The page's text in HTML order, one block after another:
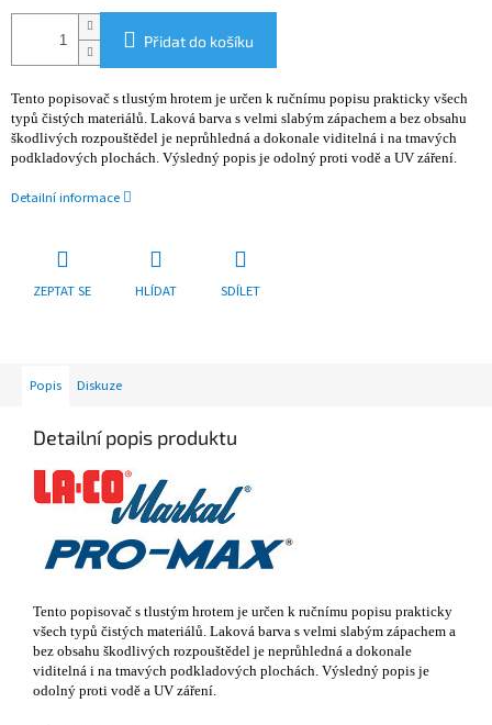
Přidat do košíku
Tento popisovač s tlustým hrotem je určen k ručnímu popisu prakticky všech
typů čistých materiálů. Laková barva s velmi slabým zápachem a bez obsahu
škodlivých rozpouštědel je neprůhledná a dokonale viditelná i na tmavých
podkladových plochách. Výsledný popis je odolný proti vodě a UV záření.
Detailní informace
ZEPTAT SE HLÍDAT SDÍLET
Popis Diskuze
Detailní popis produktu
Tento popisovač s tlustým hrotem je určen k ručnímu popisu prakticky
všech typů čistých materiálů. Laková barva s velmi slabým zápachem a
bez obsahu škodlivých rozpouštědel je neprůhledná a dokonale
viditelná i na tmavých podkladových plochách. Výsledný popis je
odolný proti vodě a UV záření.